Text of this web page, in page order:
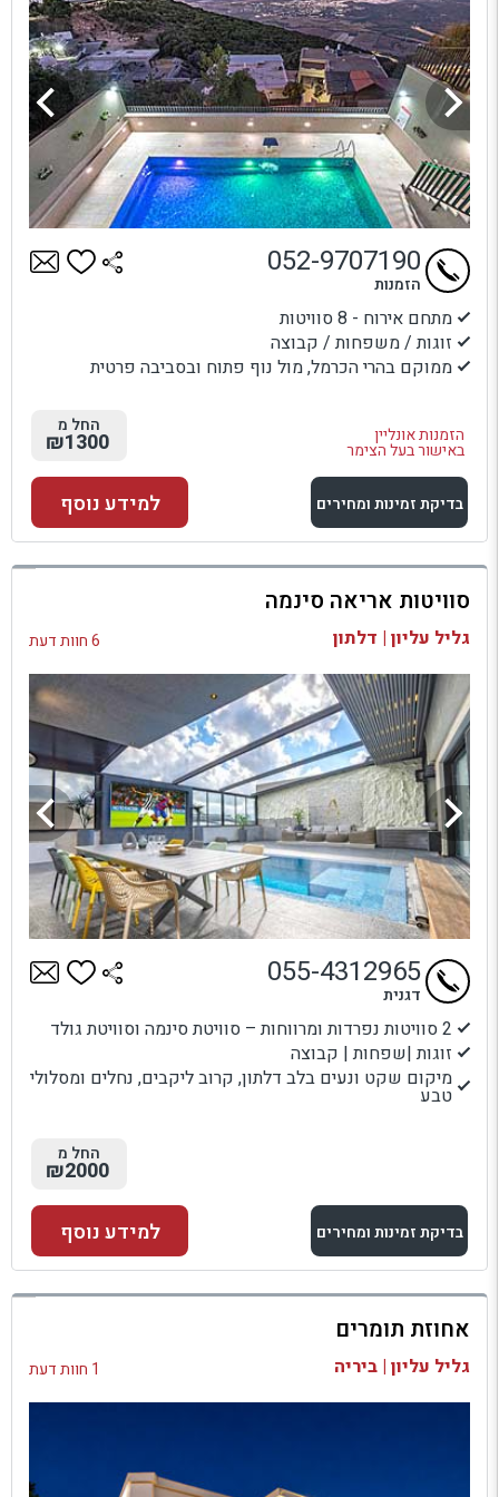
מתחם אירוח - 8 סוויטות
זוגות / משפחות / קבוצה
ממוקם בהרי הכרמל, מול נוף פתוח ובסביבה פרטית
הזמנות אונליין
באישור בעל הצימר
052-9707190
הזמנות
החל מ
₪1300
בדיקת זמינות ומחירים
למתחם זה
בדיקת זמינות ומחירים
למידע נוסף
סוויטות אריאה סינמה
גליל עליון | דלתון 6 חוות דעת
2 סוויטות נפרדות ומרווחות – סוויטת סינמה וסוויטת גולד
זוגות |שפחות | קבוצה
מיקום שקט ונעים בלב דלתון, קרוב ליקבים, נחלים ומסלולי
טבע
055-4312965
דגנית
החל מ
₪2000
בדיקת זמינות ומחירים
למתחם זה
בדיקת זמינות ומחירים
למידע נוסף
אחוזת תומרים
גליל עליון | ביריה 1 חוות דעת